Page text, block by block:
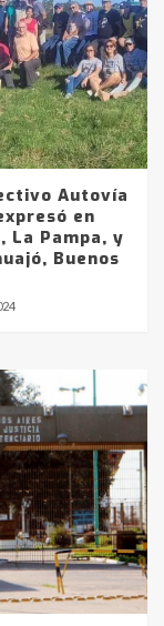
Autovía
en
La Pampa, y
Buenos
un
en
Axion